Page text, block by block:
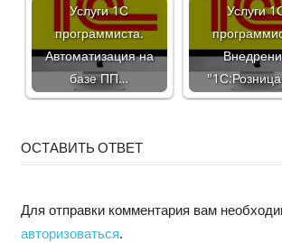
Услуги 1С
программиста.
Автоматизация на
базе ПП…
Услуги
ОСТАВИТЬ ОТВЕТ
Для отправки комментария вам
авторизоваться.